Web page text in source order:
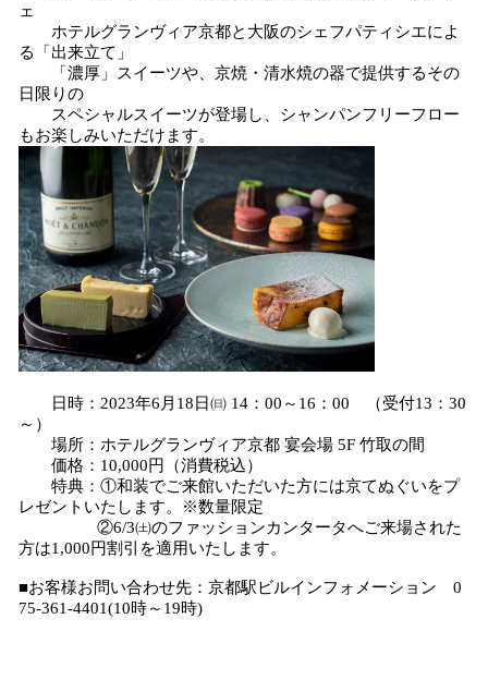
ェ
ホテルグランヴィア京都と大阪のシェフパティシエによ
る「出来立て」
「濃厚」スイーツや、京焼・清水焼の器で提供するその
日限りの
スペシャルスイーツが登場し、シャンパンフリーフロー
もお楽しみいただけます。
日時：2023年6月18日㈰ 14：00～16：00 （受付13：30
～）
場所：ホテルグランヴィア京都 宴会場 5F 竹取の間
価格：10,000円（消費税込）
特典：①和装でご来館いただいた方には京てぬぐいをプ
レゼントいたします。※数量限定
②6/3㈯のファッションカンタータへご来場された
方は1,000円割引を適用いたします。
■お客様お問い合わせ先：京都駅ビルインフォメーション 0
75-361-4401(10時～19時)